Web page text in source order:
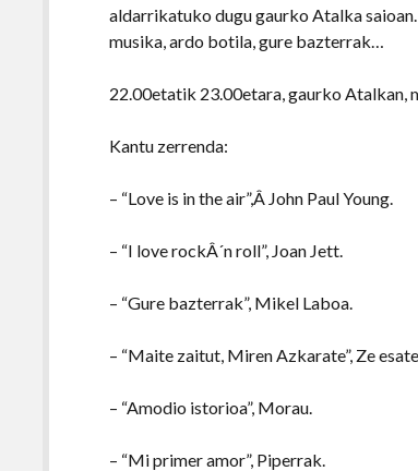
aldarrikatuko dugu gaurko Atalka
musika, ardo botila, gure bazterrak…
22.00etatik 23.00etara, gaurko Atalkan,
Kantu zerrenda:
– “Love is in the air”,Â John Paul Young.
– “I love rockÂ´n roll”, Joan Jett.
– “Gure bazterrak”, Mikel Laboa.
– “Maite zaitut, Miren Azkarate”, Ze
– “Amodio istorioa”, Morau.
– “Mi primer amor”, Piperrak.